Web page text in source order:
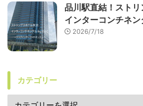
品川駅直結！スト
インターコンチネ
2026/7/18
カテゴリー